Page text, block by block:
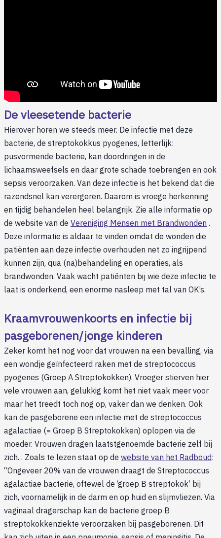
De vleesetende bacterie
Hierover horen we steeds meer. De infectie met deze
bacterie, de streptokokkus pyogenes, letterlijk:
pusvormende bacterie, kan doordringen in de
lichaamsweefsels en daar grote schade toebrengen en ook
sepsis veroorzaken. Van deze infectie is het bekend dat die
razendsnel kan verergeren. Daarom is vroege herkenning
en tijdig behandelen heel belangrijk. Zie alle informatie op
de website van de Vereniging Mensen met Brandwonden .
Deze informatie is aldaar te vinden omdat de wonden die
patiënten aan deze infectie overhouden net zo ingrijpend
kunnen zijn, qua (na)behandeling en operaties, als
brandwonden. Vaak wacht patiënten bij wie deze infectie te
laat is onderkend, een enorme nasleep met tal van OK’s.
Kraamvrouwenkoorts en infectie bij
pasgeborenen/jonge kinderen
Zeker komt het nog voor dat vrouwen na een bevalling, via
een wondje geïnfecteerd raken met de streptococcus
pyogenes (Groep A Streptokokken). Vroeger stierven hier
vele vrouwen aan, gelukkig komt het niet vaak meer voor
maar het treedt toch nog op, vaker dan we denken. Ook
kan de pasgeborene een infectie met de streptococcus
agalactiae (= Groep B Streptokokken) oplopen via de
moeder. Vrouwen dragen laatstgenoemde bacterie zelf bij
zich. . Zoals te lezen staat op de website van het Radboud:
“Ongeveer 20% van de vrouwen draagt de Streptococcus
agalactiae bacterie, oftewel de ‘groep B streptokok’ bij
zich, voornamelijk in de darm en op huid en slijmvliezen. Via
vaginaal dragerschap kan de bacterie groep B
streptokokkenziekte veroorzaken bij pasgeborenen. Dit